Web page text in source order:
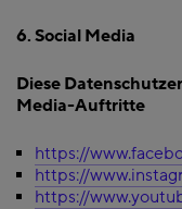
6. Social Media
Diese
Media-Auftritte
https://
https://
https://